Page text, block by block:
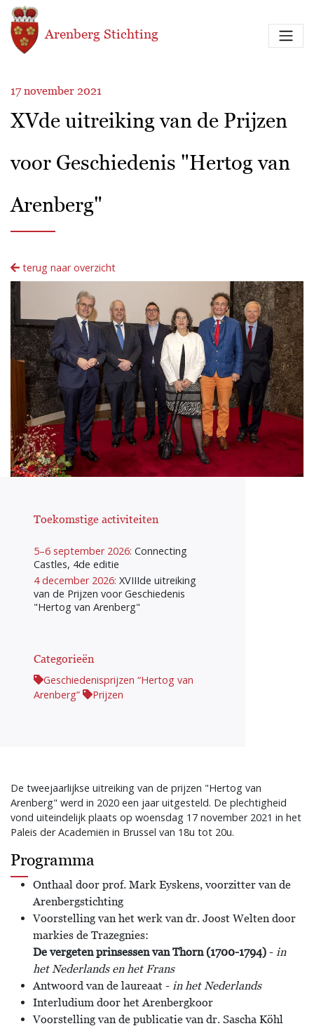
Overslaan en naar de inhoud gaan
Arenberg Stichting
17 november 2021
XVde uitreiking van de Prijzen
voor Geschiedenis "Hertog van
Arenberg"
terug naar overzicht
Toekomstige activiteiten
5–6 september 2026: Connecting
Castles, 4de editie
4 december 2026: XVIIIde uitreiking
van de Prijzen voor Geschiedenis
"Hertog van Arenberg"
Categorieën
Geschiedenisprijzen “Hertog van
Arenberg”
Prijzen
De tweejaarlijkse uitreiking van de prijzen "Hertog van
Arenberg" werd in 2020 een jaar uitgesteld. De plechtigheid
vond uiteindelijk plaats op woensdag 17 november 2021 in het
Paleis der Academiën in Brussel van 18u tot 20u.
Programma
Onthaal door prof. Mark Eyskens, voorzitter van de
Arenbergstichting
Voorstelling van het werk van dr. Joost Welten door
markies de Trazegnies:
De vergeten prinsessen van Thorn (1700-1794) - in
het Nederlands en het Frans
Antwoord van de laureaat - in het Nederlands
Interludium door het Arenbergkoor
Voorstelling van de publicatie van dr. Sascha Köhl